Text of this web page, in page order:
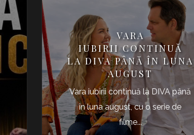
VARA
IUBIRII CONTINUĂ
LA DIVA PÂNĂ ÎN LUNA
AUGUST
Vara iubirii continuă la DIVA până
în luna august, cu o serie de
filme...